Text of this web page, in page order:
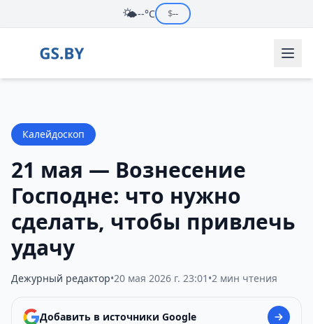
🌤️--°C $--
Калейдоскоп
21 мая — Вознесение
Господне: что нужно
сделать, чтобы привлечь
удачу
Дежурный редактор•20 мая 2026 г. 23:01 •2 мин чтения
Добавить в источники Google